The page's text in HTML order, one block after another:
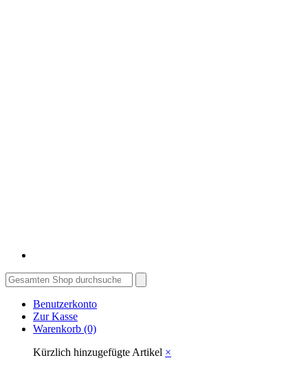
Benutzerkonto
Zur Kasse
Warenkorb (0)
Kürzlich hinzugefügte Artikel ×